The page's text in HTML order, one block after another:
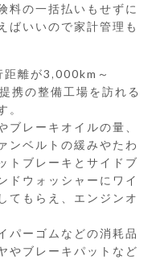
料の一括払いもせずに
ばいいので家計管理も
距離が3,000km～
携の整備工場を訪れる
。
ブレーキオイルの量、
ンベルトの緩みやたわ
トブレーキとサイドブ
ドウォッシャーにワイ
てもらえ、エンジンオ
パーゴムなどの消耗品
やブレーキパットなど